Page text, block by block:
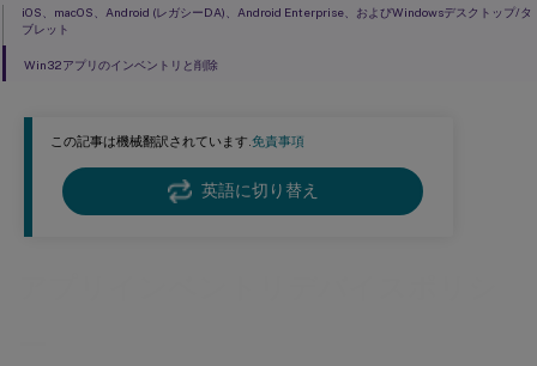
この記事は機械翻訳されています.免責事項
英語に切り替え
iOS、macOS、Android (レガシーDA)、Android Enterprise、およびWindowsデスクトップ/タ
ブレット
Win32アプリのインベントリと削除